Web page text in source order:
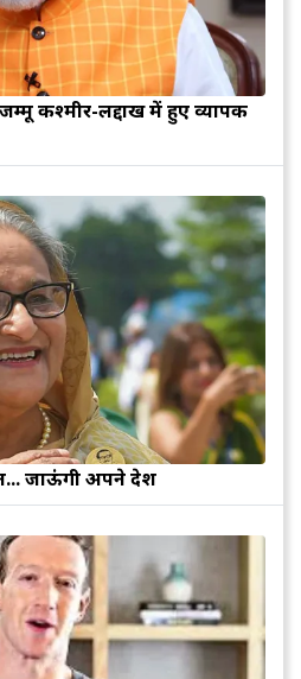
कश्मीर-लद्दाख में हुए व्यापक
जाऊंगी अपने देश